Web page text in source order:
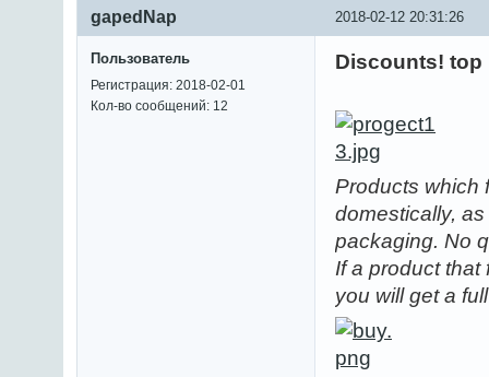
2018-02-12 20:31:26
gapedNap
Пользователь
Регистрация: 2018-02-01
Кол-во сообщений: 12
Discounts! top
Products which
domestically,
packaging. No
If a product that
you will get a